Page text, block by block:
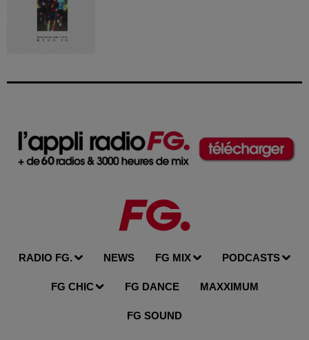
RADIO FG. NEWS FG MIX PODCASTS
FG CHIC FG DANCE MAXXIMUM
FG SOUND